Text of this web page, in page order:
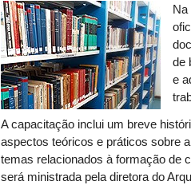
de
e
A capacitação inclui um breve
aspectos teóricos e práticos sobre
temas relacionados à formação de
será ministrada pela diretora do